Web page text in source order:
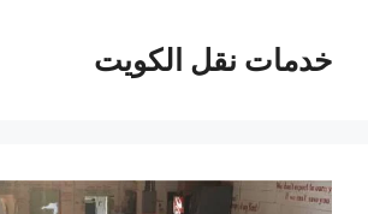
المحتوىخدمات نقل الكويت